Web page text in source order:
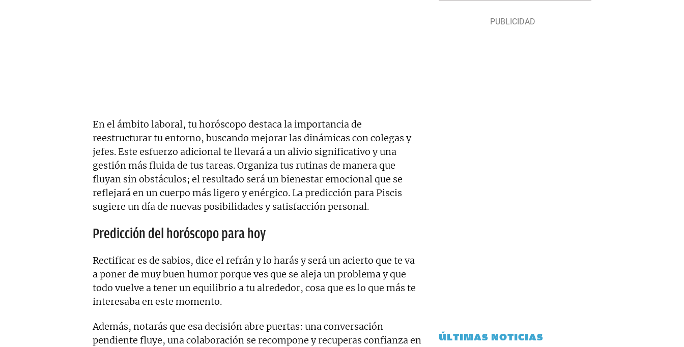
En el ámbito laboral, tu horóscopo destaca la importancia de
reestructurar tu entorno, buscando mejorar las dinámicas con colegas y
jefes. Este esfuerzo adicional te llevará a un alivio significativo y una
gestión más fluida de tus tareas. Organiza tus rutinas de manera que
fluyan sin obstáculos; el resultado será un bienestar emocional que se
reflejará en un cuerpo más ligero y enérgico. La predicción para Piscis
sugiere un día de nuevas posibilidades y satisfacción personal.
Predicción del horóscopo para hoy
Rectificar es de sabios, dice el refrán y lo harás y será un acierto que te va
a poner de muy buen humor porque ves que se aleja un problema y que
todo vuelve a tener un equilibrio a tu alrededor, cosa que es lo que más te
interesaba en este momento.
Además, notarás que esa decisión abre puertas: una conversación
pendiente fluye, una colaboración se recompone y recuperas confianza en
ÚLTIMAS NOTICIAS